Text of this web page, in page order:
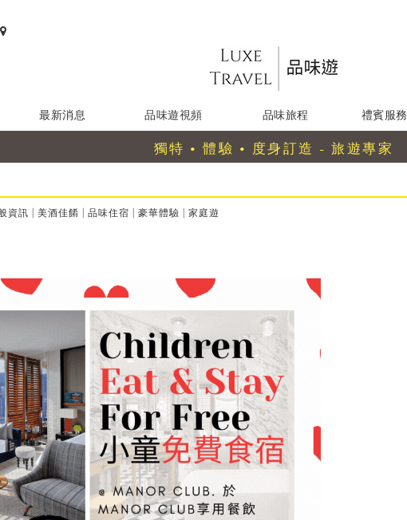
最新消息 品味遊視頻 品味旅程 禮賓服務
獨特 • 體驗 • 度身訂造 - 旅遊專家
資訊 | 美酒佳餚 | 品味住宿 | 豪華體驗 | 家庭遊